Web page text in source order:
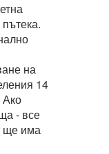
на
14
Ако
- все
ще има